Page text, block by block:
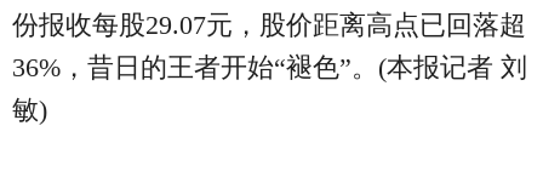
份报收每股29.07元，股价距离高点已回落超
36%，昔日的王者开始“褪色”。(本报记者 刘
敏)